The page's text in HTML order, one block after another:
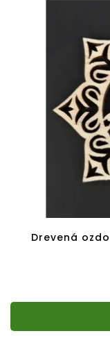
Drevená